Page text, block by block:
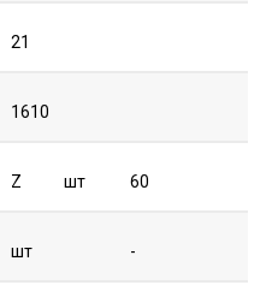
21
1610
Z шт 60
шт -